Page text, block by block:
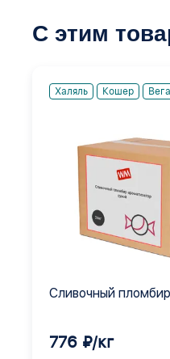
С этим
Халяль Кошер
Сливочный пломбир
776 ₽/кг